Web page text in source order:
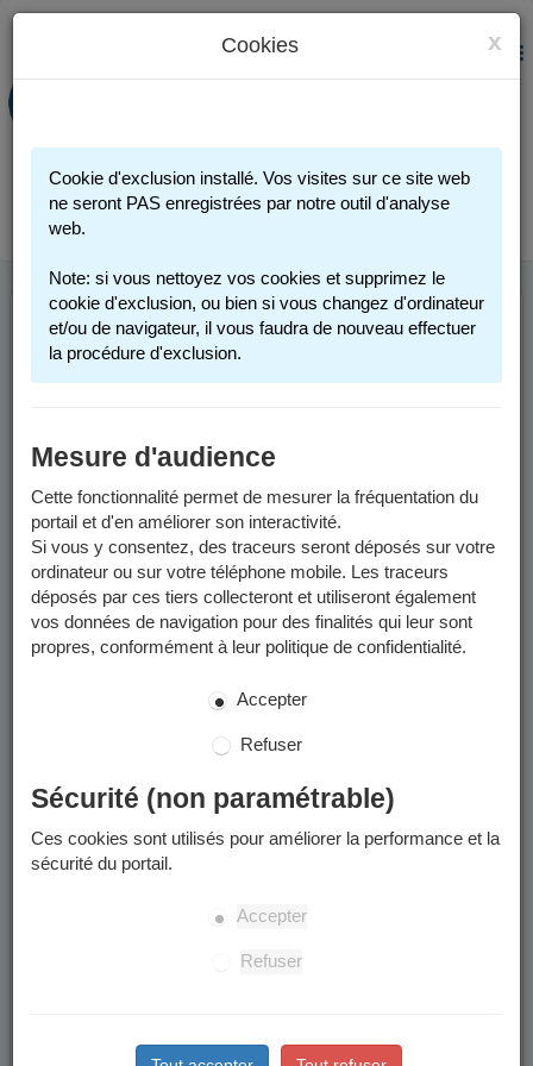
PORTAIL FAMILLE
Connexion
MENU
BIENVENUE SUR
VOTRE PORTAIL
FAMILLE
En quelques clics, vous
pouvez :
Préinscrire votre enfant à l'école
Inscrire votre enfant à la restauration scolaire et aux
accueils périscolaires (matin,midi,soir)
Effectuer une inscription à une activité sportive pour adulte
Consulter et mettre à jour vos coordonnées mail et
téléphoniques
Consulter et télécharger vos factures et autres documents
(règlements, flyers...)
vous avons transmis (certificat d'inscription scolaire,
x
Cookies
Cookie d'exclusion installé. Vos visites sur ce site web
ne seront PAS enregistrées par notre outil d'analyse
web.
Note: si vous nettoyez vos cookies et supprimez le
cookie d'exclusion, ou bien si vous changez d'ordinateur
et/ou de navigateur, il vous faudra de nouveau effectuer
la procédure d'exclusion.
Mesure d'audience
Cette fonctionnalité permet de mesurer la fréquentation du
portail et d'en améliorer son interactivité.
Si vous y consentez, des traceurs seront déposés sur votre
ordinateur ou sur votre téléphone mobile. Les traceurs
déposés par ces tiers collecteront et utiliseront également
vos données de navigation pour des finalités qui leur sont
propres, conformément à leur politique de confidentialité.
Accepter
Refuser
Sécurité (non paramétrable)
Ces cookies sont utilisés pour améliorer la performance et la
sécurité du portail.
Accepter
Refuser